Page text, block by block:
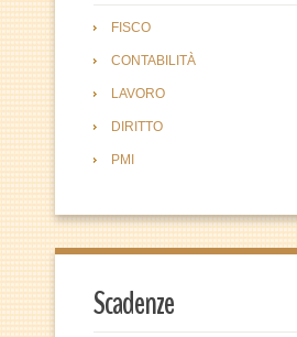
FISCO
CONTABILITÀ
LAVORO
DIRITTO
PMI
Scadenze